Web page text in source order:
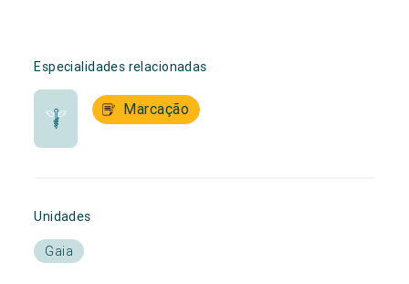
Especialidades relacionadas
Marcação
Unidades
Gaia